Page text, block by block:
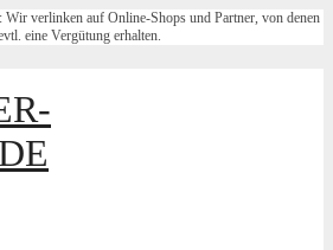
Wir verlinken auf Online-Shops und Partner, von denen
eine Vergütung erhalten.